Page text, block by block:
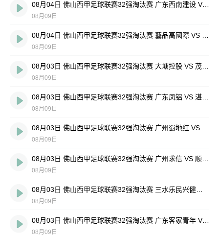
08月04日 佛山西甲足球联赛32强淘汰赛 广东西南建设 VS 香港圣徒 全场录像
08月09日
08月09日
08月09日
08月09日
08月09日
08月09日
08月09日
08月03日 佛山西甲足球联赛32强淘汰赛 广东客家青年 VS 广州英华思力U17 全场录像
08月09日